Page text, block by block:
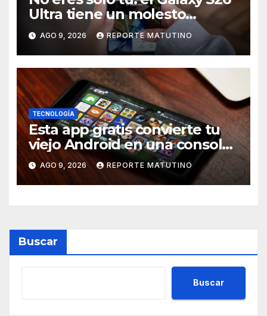
Ultra tiene un molesto
problema en la pantalla, pero
una solución está en camino
AGO 9, 2026 REPORTE MATUTINO
TECNOLOGÍA
Esta app gratis convierte tu
viejo Android en una consola
retro de videojuegos
AGO 9, 2026 REPORTE MATUTINO
Buscar
Buscar